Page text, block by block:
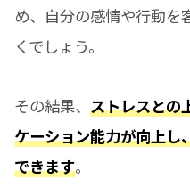
め、自分の感情や行動を
くでしょう。
その結果、ストレスとの
ケーション能力が向上し
できます。